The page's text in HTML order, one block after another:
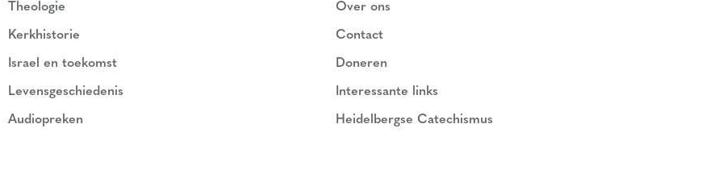
Theologie
Kerkhistorie
Israel en toekomst
Levensgeschiedenis
Audiopreken
Over ons
Contact
Doneren
Interessante links
Heidelbergse Catechismus